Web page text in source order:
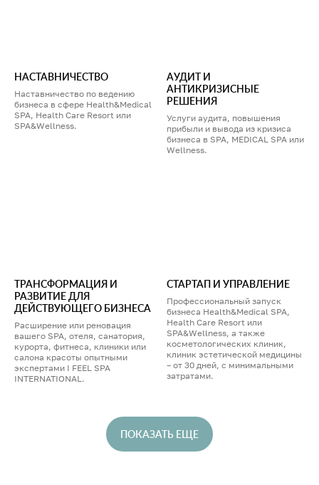
НАСТАВНИЧЕСТВО
Наставничество по ведению
бизнеса в сфере Health&Medical
SPA, Health Care Resort или
SPA&Wellness.
АУДИТ И
АНТИКРИЗИСНЫЕ
РЕШЕНИЯ
Услуги аудита, повышения
прибыли и вывода из кризиса
бизнеса в SPA, MEDICAL SPA или
Wellness.
ТРАНСФОРМАЦИЯ И
РАЗВИТИЕ ДЛЯ
ДЕЙСТВУЮЩЕГО БИЗНЕСА
Расширение или реновация
вашего SPA, отеля, санатория,
курорта, фитнеса, клиники или
салона красоты опытными
экспертами I FEEL SPA
INTERNATIONAL.
СТАРТАП И УПРАВЛЕНИЕ
Профессиональный запуск
бизнеса Health&Medical SPA,
Health Care Resort или
SPA&Wellness, а также
косметологических клиник,
клиник эстетической медицины
– от 30 дней, с минимальными
затратами.
ПОКАЗАТЬ ЕЩЕ